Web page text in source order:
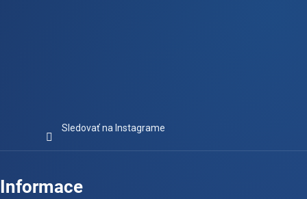
Sledovať na Instagrame
Informace